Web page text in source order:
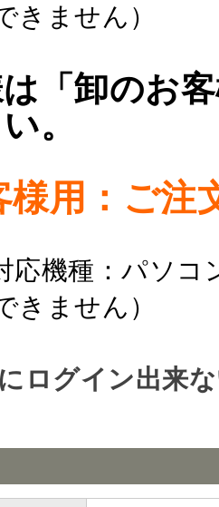
きません）
「卸のお
。
様用：ご注
応機種：パソ
きません）
ログイン出来